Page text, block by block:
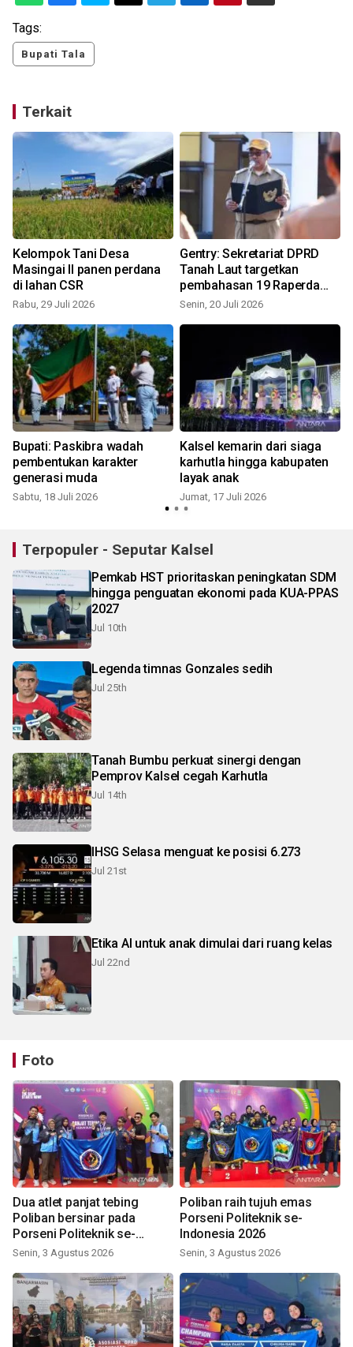
Tags:
Bupati Tala
Terkait
Kelompok Tani Desa
Masingai II panen perdana
di lahan CSR
Rabu, 29 Juli 2026
Gentry: Sekretariat DPRD
Tanah Laut targetkan
pembahasan 19 Raperda
pada 2026
Senin, 20 Juli 2026
Bupati: Paskibra wadah
pembentukan karakter
generasi muda
Sabtu, 18 Juli 2026
Kalsel kemarin dari siaga
karhutla hingga kabupaten
layak anak
Jumat, 17 Juli 2026
Terpopuler - Seputar Kalsel
Pemkab HST prioritaskan peningkatan SDM
hingga penguatan ekonomi pada KUA-PPAS
2027
Jul 10th
Legenda timnas Gonzales sedih
Jul 25th
Tanah Bumbu perkuat sinergi dengan
Pemprov Kalsel cegah Karhutla
Jul 14th
IHSG Selasa menguat ke posisi 6.273
Jul 21st
Etika AI untuk anak dimulai dari ruang kelas
Jul 22nd
Foto
Dua atlet panjat tebing
Poliban bersinar pada
Porseni Politeknik se-
Indonesia 2026
Senin, 3 Agustus 2026
Poliban raih tujuh emas
Porseni Politeknik se-
Indonesia 2026
Senin, 3 Agustus 2026